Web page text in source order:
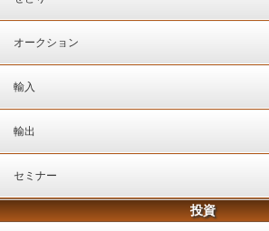
オークション
輸入
輸出
セミナー
投資